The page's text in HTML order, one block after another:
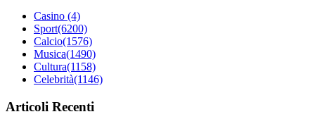
Casino (4)
Sport(6200)
Calcio(1576)
Musica(1490)
Cultura(1158)
Celebrità(1146)
Articoli Recenti